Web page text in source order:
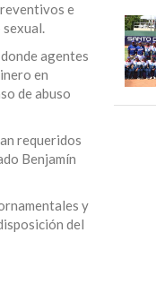
e
agentes
en
de abuso
requeridos
Benjamín
y
del